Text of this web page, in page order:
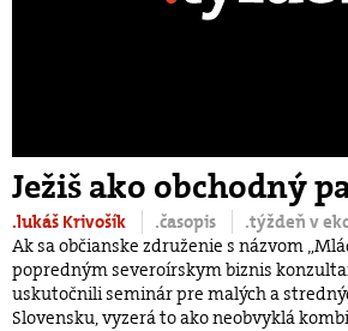
Ježiš ako obchodný
.lukáš Krivošík .časopis .týždeň v
Ak sa občianske združenie s názvom
popredným severoírskym biznis
uskutočnili seminár pre malých a
Slovensku, vyzerá to ako neobvyklá